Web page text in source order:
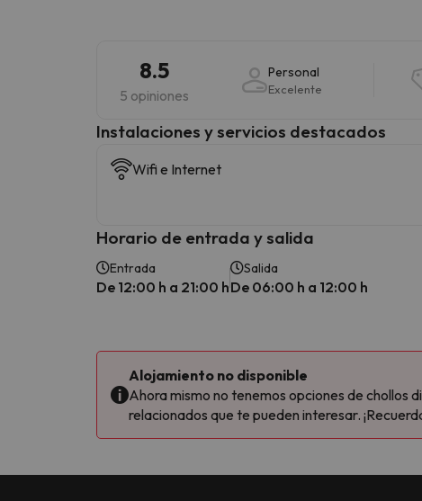
8.5
5 opiniones
Personal
Excelente
Instalaciones y servicios destacados
Wifi e Internet
Horario de entrada y salida
Entrada
De 12:00 h a 21:00 h
Salida
De 06:00 h a 12:00 h
Alojamiento no disponible
Ahora mismo no tenemos opciones de chollos
relacionados que te pueden interesar.